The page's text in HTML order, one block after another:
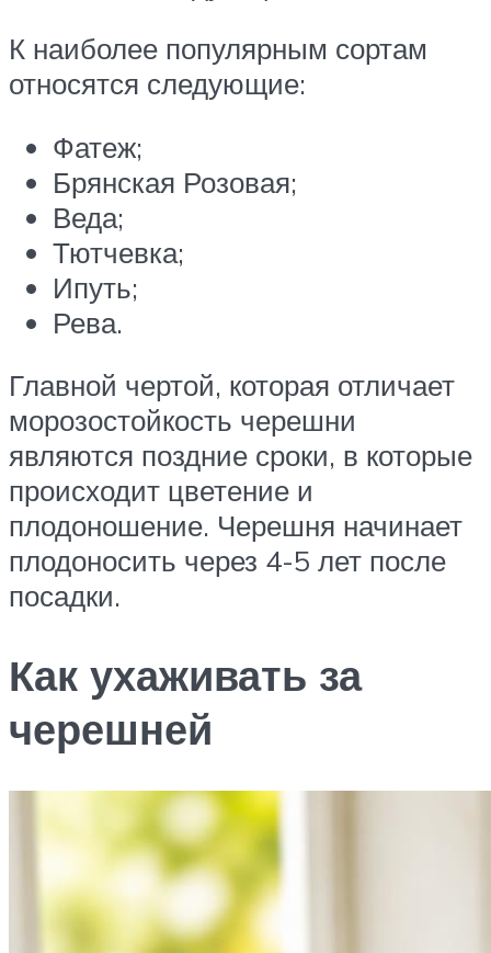
К наиболее популярным сортам
относятся следующие:
Фатеж;
Брянская Розовая;
Веда;
Тютчевка;
Ипуть;
Рева.
Главной чертой, которая отличает
морозостойкость черешни
являются поздние сроки, в которые
происходит цветение и
плодоношение. Черешня начинает
плодоносить через 4-5 лет после
посадки.
Как ухаживать за
черешней